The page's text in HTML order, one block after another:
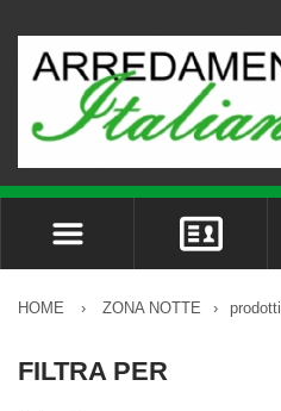
ACCEDI
REGISTRATI
DIMENTICATO LA PASSWORD?
HOME › ZONA NOTTE › prodotti
FILTRA PER